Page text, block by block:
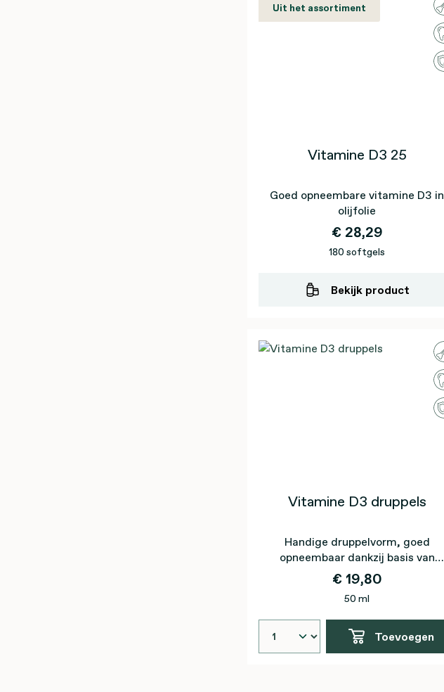
Uit het assortiment
Vitamine D3 25
Goed opneembare vitamine D3 in
olijfolie
€ 28,29
180 softgels
Bekijk product
Vitamine D3 druppels
Handige druppelvorm, goed
opneembaar dankzij basis van
olijfolie
€ 19,80
50 ml
Toevoegen